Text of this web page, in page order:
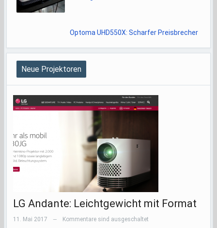
Optoma UHD550X: Scharfer Preisbrecher
Neue Projektoren
LG Andante: Leichtgewicht mit Format
11. Mai 2017 — Kommentare sind ausgeschaltet